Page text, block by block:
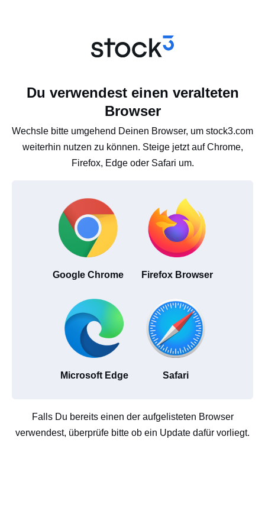
Du verwendest einen veralteten
Browser
Wechsle bitte umgehend Deinen Browser, um stock3.com
weiterhin nutzen zu können. Steige jetzt auf Chrome,
Firefox, Edge oder Safari um.
Google Chrome Firefox Browser
Microsoft Edge Safari
Falls Du bereits einen der aufgelisteten Browser
verwendest, überprüfe bitte ob ein Update dafür vorliegt.